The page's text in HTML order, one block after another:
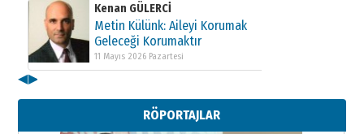
Kenan GÜLERCİ
Metin Külünk: Aileyi Korumak
Geleceği Korumaktır
11 Mayıs 2026 Pazartesi
Metin Külünk: Aileyi Korumak
Geleceği Korumaktır
◀▶
RÖPORTAJLAR